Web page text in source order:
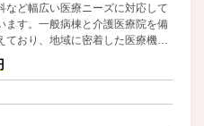
など幅広い医療ニーズに対応して
ます。一般病棟と介護医療院を備
ており、地域に密着した医療機関
して機能しています。職員に対し
はワークライフバランスに積極的
、可能な限りの希望を取り入れた